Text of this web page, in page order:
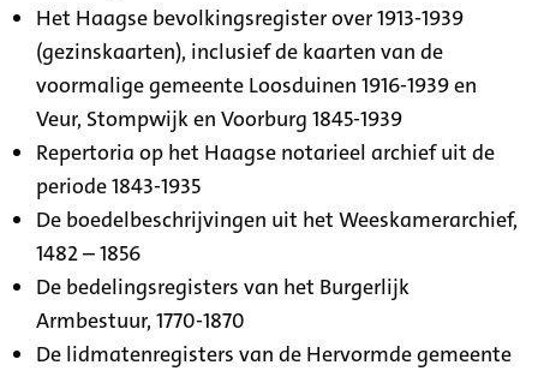
Het Haagse bevolkingsregister over 1913-1939
(gezinskaarten), inclusief de kaarten van de
voormalige gemeente Loosduinen 1916-1939 en
Veur, Stompwijk en Voorburg 1845-1939
Repertoria op het Haagse notarieel archief uit de
periode 1843-1935
De boedelbeschrijvingen uit het Weeskamerarchief,
1482 – 1856
De bedelingsregisters van het Burgerlijk
Armbestuur, 1770-1870
De lidmatenregisters van de Hervormde gemeente